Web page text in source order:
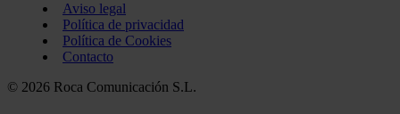
Aviso legal
Política de privacidad
Política de Cookies
Contacto
© 2026 Roca Comunicación S.L.